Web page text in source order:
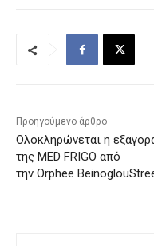
Προηγούμενο άρθρο
Ολοκληρώνεται η
της MED FRIGO από
την Orphee